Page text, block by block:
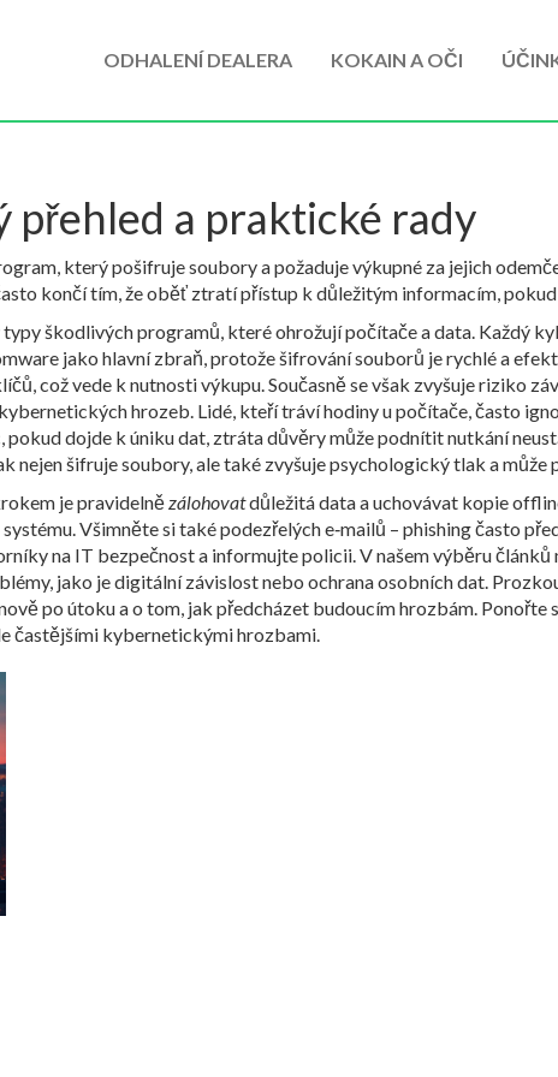
ODHALENÍ DEALERA KOKAIN A OČI
přehled a praktické rady
který pošifruje soubory a požaduje výkupné za jejich
končí tím, že oběť ztratí přístup k důležitým informacím,
typy škodlivých programů, které ohrožují počítače a data. Každý
jako hlavní zbraň, protože šifrování souborů je rychlé a
, což vede k nutnosti výkupu. Současně se však zvyšuje riziko
hrozeb. Lidé, kteří tráví hodiny u počítače, často
dojde k úniku dat, ztráta důvěry může podnítit nutkání
nejen šifruje soubory, ale také zvyšuje psychologický tlak a
je pravidelnězálohovatdůležitá data a uchovávat kopie
Všimněte si také podezřelých e‑mailů – phishing často
na IT bezpečnost a informujte policii. V našem výběru
jako je digitální závislost nebo ochrana osobních dat.
po útoku a o tom, jak předcházet budoucím hrozbám. Ponořte
častějšími kybernetickými hrozbami.